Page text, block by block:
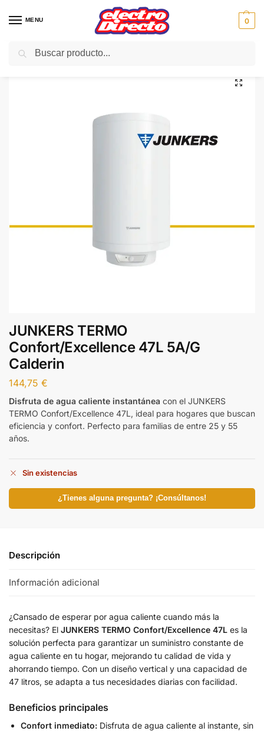
MENU 0
Inicio Climatización / Termos eléctricos
JUNKERS TERMO
Confort/Excellence 47L 5A/G
Calderin
144,75 €
Disfruta de agua caliente instantánea con el JUNKERS
TERMO Confort/Excellence 47L, ideal para hogares que buscan
eficiencia y confort. Perfecto para familias de entre 25 y 55
años.
Sin existencias
¿Tienes alguna pregunta? ¡Consúltanos!
Descripción
Información adicional
¿Cansado de esperar por agua caliente cuando más la
necesitas? El JUNKERS TERMO Confort/Excellence 47L es la
solución perfecta para garantizar un suministro constante de
agua caliente en tu hogar, mejorando tu calidad de vida y
ahorrando tiempo. Con un diseño vertical y una capacidad de
47 litros, se adapta a tus necesidades diarias con facilidad.
Beneficios principales
Confort inmediato: Disfruta de agua caliente al instante, sin